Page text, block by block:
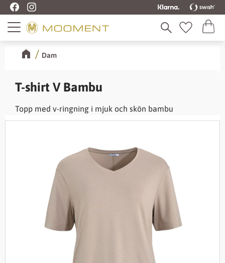
Meny Favoriter
Dam
T-shirt V Bambu
Topp med v-ringning i mjuk och skön bambu